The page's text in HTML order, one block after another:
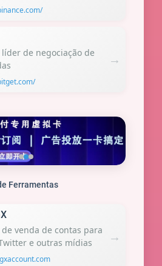
de negociação de
→
Ferramentas
venda de contas para
e outras mídias
→